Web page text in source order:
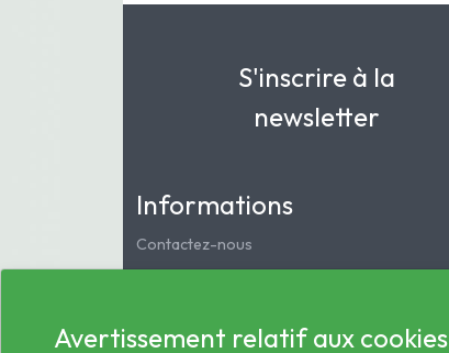
S'inscrire à la
newsletter
Informations
Contactez-nous
Mentions légales
Service clients
Avertissement relatif aux cookies